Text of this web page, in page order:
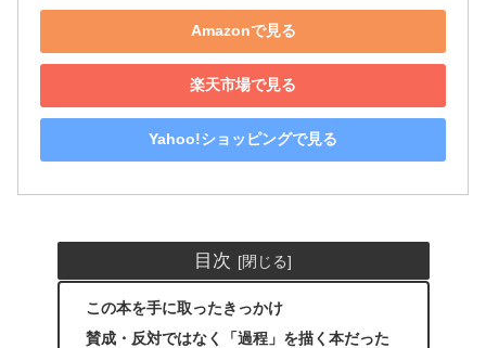
Amazonで見る
楽天市場で見る
Yahoo!ショッピングで見る
目次
この本を手に取ったきっかけ
賛成・反対ではなく「過程」を描く本だった